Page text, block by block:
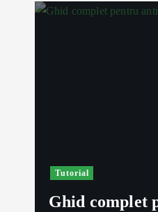
Tutorial
Ghid complet